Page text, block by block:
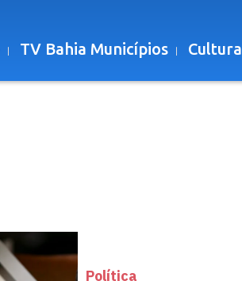
TV Bahia Municípios Cultura
Política